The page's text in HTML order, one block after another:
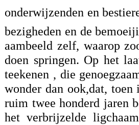
onderwijzenden en
bezigheden en de
aambeeld zelf, waarop
doen springen. Op het
teekenen , die
wonder dan ook,dat,
ruim twee honderd jaren
het verbrijzelde